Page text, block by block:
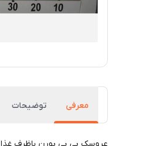
معرفی توضیحات